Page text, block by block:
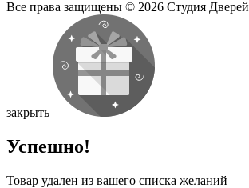
Все права защищены © 2026 Студия Дверей
закрыть
Успешно!
Товар удален из вашего списка желаний